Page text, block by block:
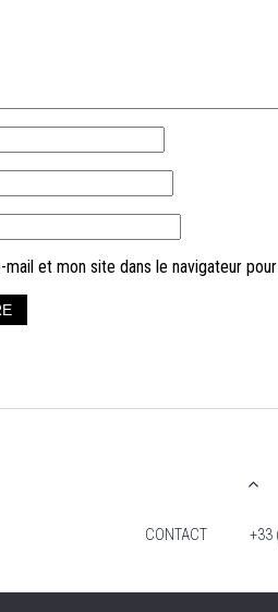
et mon site dans le navigateur
CONTACT +33
2026 TIM FOX -TOUS DROITS